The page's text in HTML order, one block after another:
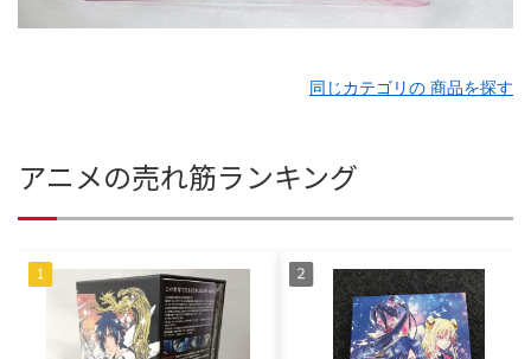
同じカテゴリの 商品を探す
アニメの売れ筋ランキング